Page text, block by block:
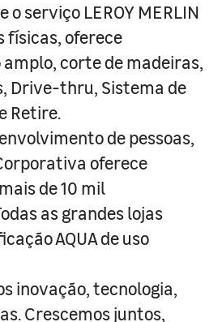
o serviço LEROY MERLIN
físicas, oferece
corte de madeiras,
Drive-thru, Sistema de
Retire.
de pessoas,
oferece
de 10 mil
as grandes lojas
AQUA de uso
inovação, tecnologia,
Crescemos juntos,